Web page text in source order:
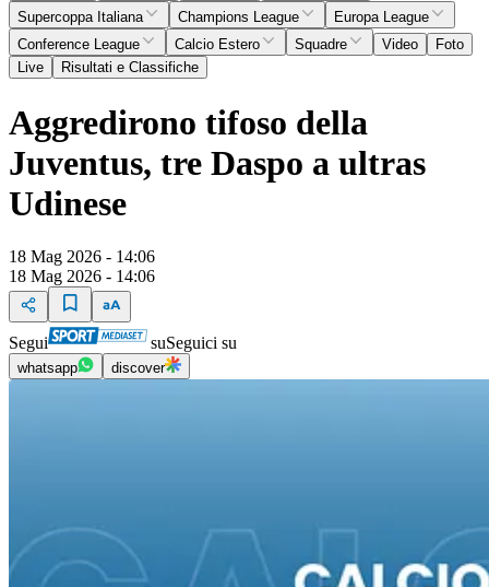
Supercoppa Italiana
Champions League
Europa League
Conference League
Calcio Estero Squadre Video
Foto
Live
Risultati e Classifiche
Aggredirono tifoso della
Juventus, tre Daspo a ultras
Udinese
18 Mag 2026 - 14:06
18 Mag 2026 - 14:06
Segui suSeguici su
whatsapp discover